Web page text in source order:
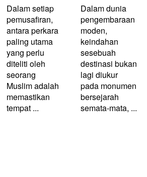
Dalam setiap
pemusafiran,
antara perkara
paling utama
yang perlu
diteliti oleh
seorang
Muslim adalah
memastikan
tempat ...
Dalam dunia
pengembaraan
moden,
keindahan
sesebuah
destinasi bukan
lagi diukur
pada monumen
bersejarah
semata-mata, ...